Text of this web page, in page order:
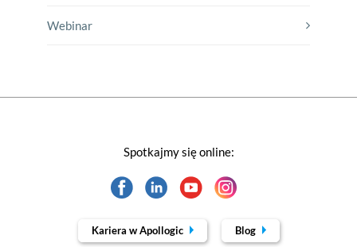
Webinar
Spotkajmy się online:
Kariera w Apollogic Blog